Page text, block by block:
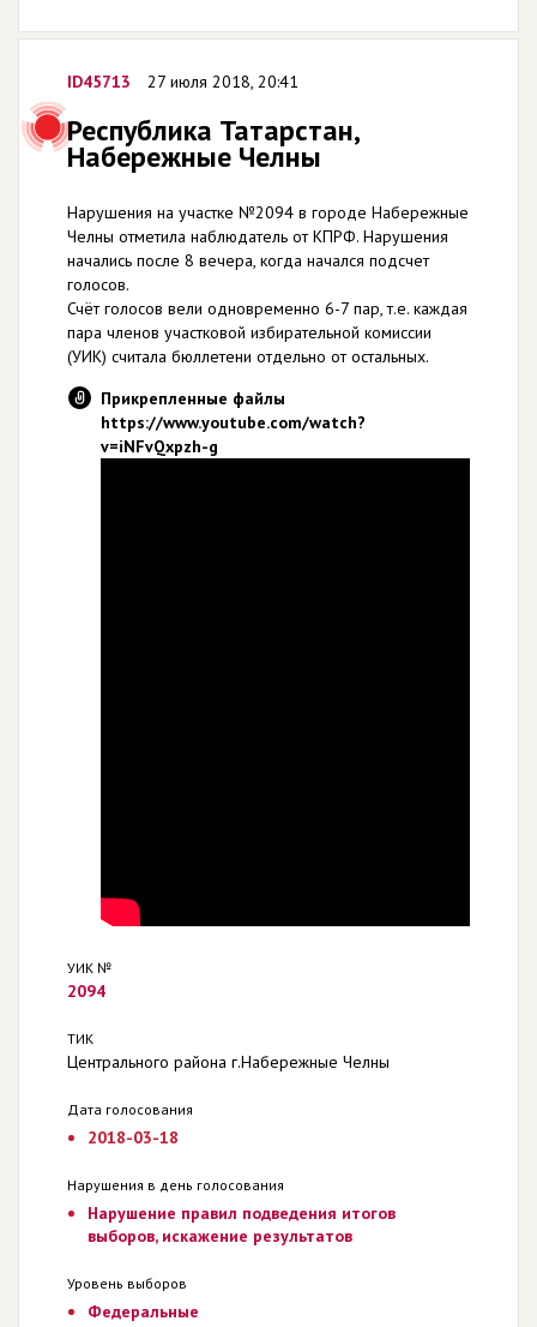
ID45713 27 июля 2018, 20:41
Республика Татарстан,
Набережные Челны
Нарушения на участке №2094 в городе Набережные
Челны отметила наблюдатель от КПРФ. Нарушения
начались после 8 вечера, когда начался подсчет
голосов.
Счёт голосов вели одновременно 6-7 пар, т.е. каждая
пара членов участковой избирательной комиссии
(УИК) считала бюллетени отдельно от остальных.
Прикрепленные файлы
https://www.youtube.com/watch?
v=iNFvQxpzh-g
УИК №
2094
ТИК
Центрального района г.Набережные Челны
Дата голосования
2018-03-18
Нарушения в день голосования
Нарушение правил подведения итогов
выборов, искажение результатов
Уровень выборов
Федеральные